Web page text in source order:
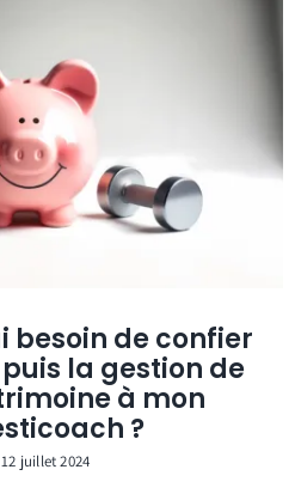
besoin de confier
la gestion de
à mon
?
12 juillet 2024